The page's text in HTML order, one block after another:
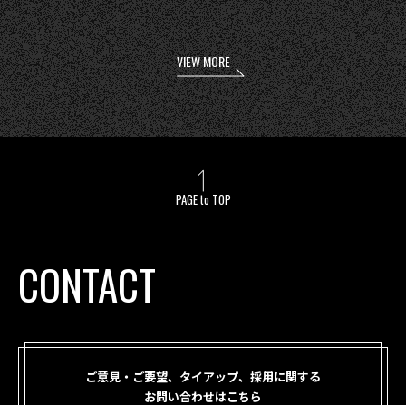
VIEW MORE
PAGE to TOP
CONTACT
ご意見・ご要望、タイアップ、採用に関する
お問い合わせはこちら